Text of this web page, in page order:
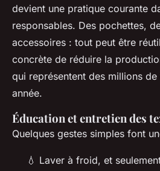
devient une pratique courante
responsables. Des pochettes,
accessoires : tout peut être
concrète de réduire la
qui représentent des millions
année.
Éducation et entretien des
Quelques gestes simples font
💧 Laver à froid, et